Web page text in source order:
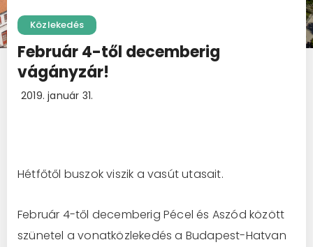
Közlekedés
Február 4-től decemberig
vágányzár!
2019. január 31.
Hétfőtől buszok viszik a vasút utasait.
Február 4-től decemberig Pécel és Aszód között
szünetel a vonatközlekedés a Budapest-Hatvan